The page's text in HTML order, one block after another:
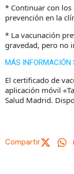
* Continuar con
prevención en la
* La vacunación
gravedad, pero no
MÁS INFORMACIÓN
El certificado de
aplicación móvil
Salud Madrid.
Compartir